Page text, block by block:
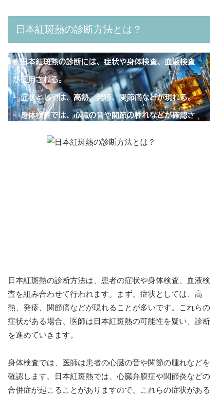
日本紅斑熱の診断方法とは？
日本紅斑熱の診断方法は、患者の症状や身体検査、血液検
査を組み合わせて行われます。まず、症状としては、高
熱、発疹、関節痛などが現れることが多いです。これらの
症状がある場合、医師は日本紅斑熱の可能性を疑い、診断
を進めていきます。
身体検査では、医師は患者の心臓の音や関節の腫れなどを
確認します。日本紅斑熱では、心臓弁膜症や関節炎などの
合併症が起こることがありますので、これらの症状がある